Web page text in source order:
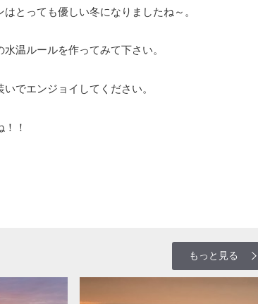
とっても優しい冬になりましたね～。
温ルールを作ってみて下さい。
でエンジョイしてください。
！
もっと見る